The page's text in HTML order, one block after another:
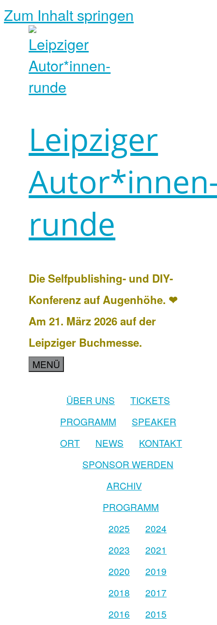
Zum Inhalt springen
Leipziger
runde
Die Selfpublishing- und DIY-
Konferenz auf Augenhöhe. ❤
Am 21. März 2026 auf der
Leipziger Buchmesse.
MENÜ
ÜBER UNS
TICKETS
PROGRAMM
SPEAKER
ORT
NEWS
KONTAKT
SPONSOR WERDEN
ARCHIV
PROGRAMM
2025
2024
2023
2021
2020
2019
2018
2017
2016
2015